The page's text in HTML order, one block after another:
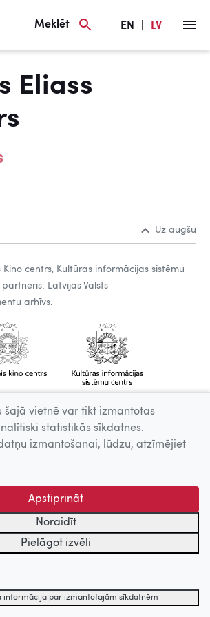
Meklēt EN LV
Eliass
Uz augšu
centrs, Kultūras informācijas sistēmu
Latvijas Valsts
arhīvs.
šajā vietnē var tikt izmantotas
statistikās sīkdatnes.
izmantošanai, lūdzu, atzīmējiet
Apstiprināt
Noraidīt
Pielāgot izvēli
informācija par izmantotajām sīkdatnēm